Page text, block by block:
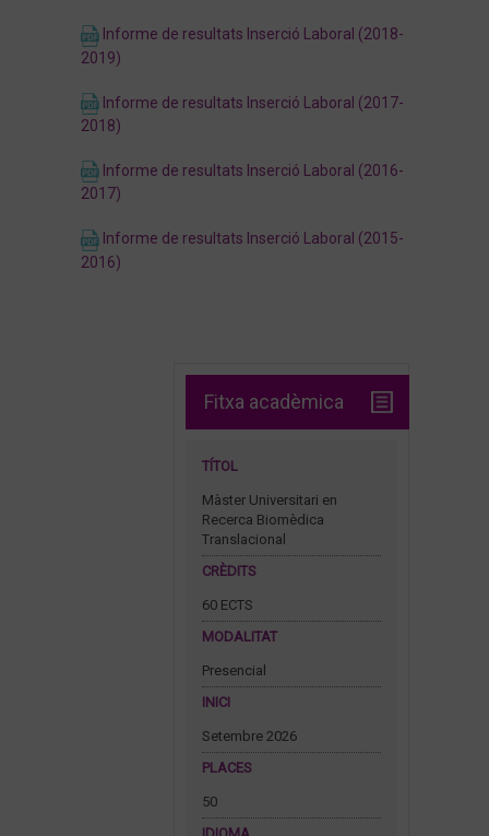
Informe de resultats Inserció Laboral (2018-
2019)
Informe de resultats Inserció Laboral (2017-
2018)
Informe de resultats Inserció Laboral (2016-
2017)
Informe de resultats Inserció Laboral (2015-
2016)
Fitxa acadèmica
TÍTOL
Màster Universitari en
Recerca Biomèdica
Translacional
CRÈDITS
60 ECTS
MODALITAT
Presencial
INICI
Setembre 2026
PLACES
50